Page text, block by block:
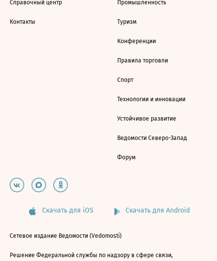
Справочный центр
Контакты
Промышленность
Туризм
Конференции
Правила торговли
Спорт
Технологии и инновации
Устойчивое развитие
Ведомости Северо-Запад
Форум
Скачать для iOS Скачать для Android
Сетевое издание Ведомости (Vedomosti)
Решение Федеральной службы по надзору в сфере связи,